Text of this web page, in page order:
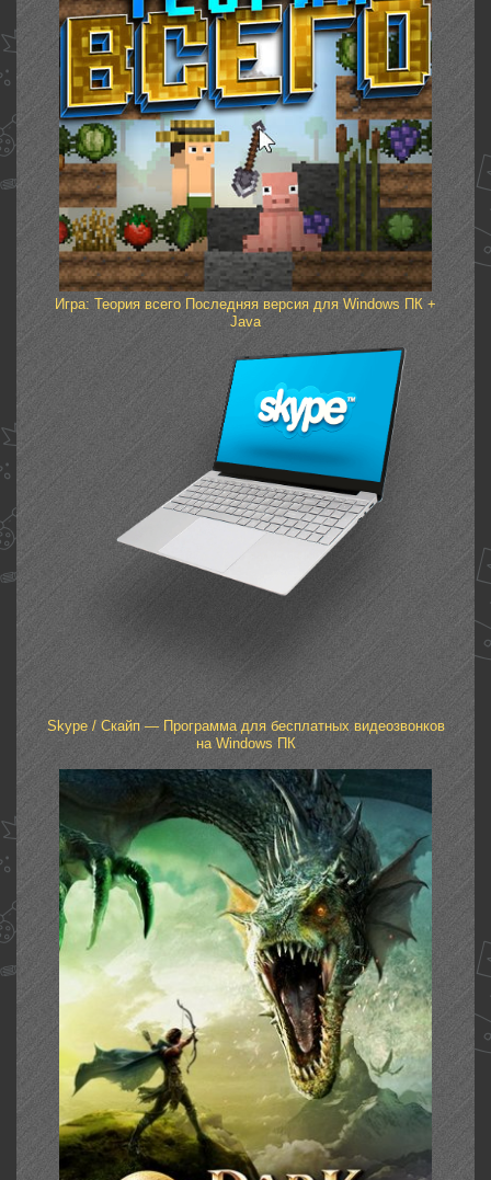
Игра: Теория всего Последняя версия для Windows ПК +
Java
Skype / Скайп — Программа для бесплатных видеозвонков
на Windows ПК